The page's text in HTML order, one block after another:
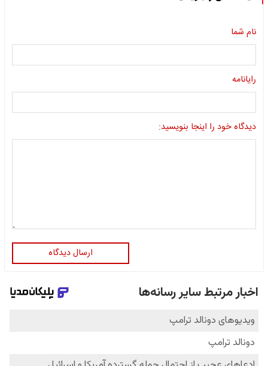
نام شما
رایانامه
دیدگاه خود را اینجا بنویسید:
ارسال دیدگاه